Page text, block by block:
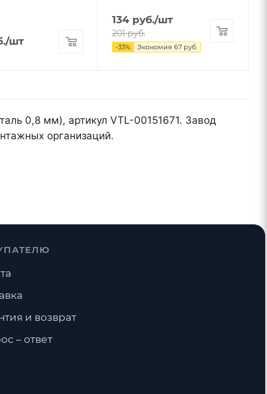
/шт
134 руб./шт
201руб.
-33% Экономия 67 руб.
0,8 мм), артикул VTL-00151671. Завод
организаций.
и возврат
– ответ